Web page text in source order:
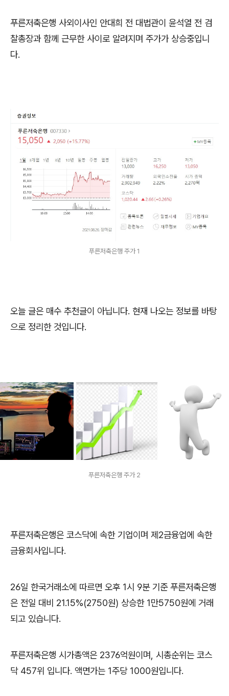
푸른저축은행 사외이사인 안대희 전 대법관이 윤석열 전 검
찰총장과 함께 근무한 사이로 알려지며 주가가 상승중입니
다.
푸른저축은행 주가 1
오늘 글은 매수 추천글이 아닙니다. 현재 나오는 정보를 바탕
으로 정리한 것입니다.
푸른저축은행 주가 2
푸른저축은행은 코스닥에 속한 기업이며 제2금융업에 속한
금융회사입니다.
26일 한국거래소에 따르면 오후 1시 9분 기준 푸른저축은행
은 전일 대비 21.15%(2750원) 상승한 1만5750원에 거래
되고 있습니다.
푸른저축은행 시가총액은 2376억원이며, 시총순위는 코스
닥 457위 입니다. 액면가는 1주당 1000원입니다.